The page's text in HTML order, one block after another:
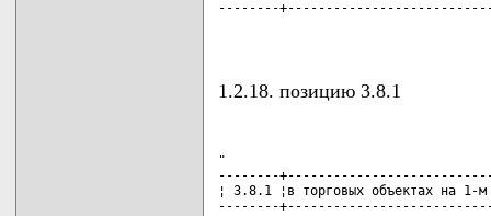
--------
1.2.18. позицию 3.8.1
"
--------
¦ 3.8.1 ¦в торговых объектах
--------